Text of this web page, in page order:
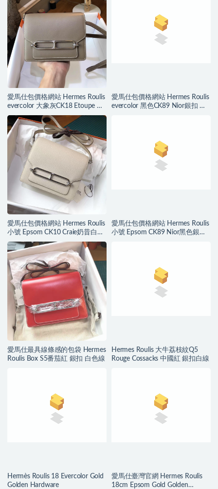
愛馬仕包價格網站 Hermes Roulis
evercolor 大象灰CK18 Etoupe 銀
扣大象灰常年畅销顏色
愛馬仕包價格網站 Hermes Roulis
evercolor 黑色CK89 Nior銀扣 帥
愛馬仕包價格網站 Hermes Roulis
小號 Epsom CK10 Craie奶昔白色
銀扣 氣質素色
愛馬仕包價格網站 Hermes Roulis
小號 Epsom CK89 Nior黑色銀扣
愛馬仕最具線條感的包袋 Hermes
Roulis Box S5番茄紅 銀扣 白色線
Hermes Roulis 大牛荔枝紋Q5
Rouge Cossacks 中國紅 銀扣白線
Hermès Roulis 18 Evercolor Gold
Golden Hardware
愛馬仕臺灣官網 Hermes Roulis
18cm Epsom Gold Golden